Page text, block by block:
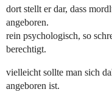
dort stellt er dar, dass
angeboren.
rein psychologisch, so
berechtigt.
vielleicht sollte man sich
angeboren ist.